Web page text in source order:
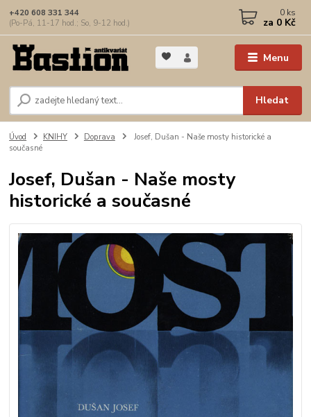
Menu
Hledat
+420 608 331 344
(Po-Pá, 11-17 hod.; So, 9-12 hod.)
0 ks
za 0 Kč
Úvod KNIHY Doprava
Josef, Dušan - Naše mosty historické a
současné
Josef, Dušan - Naše mosty
historické a současné